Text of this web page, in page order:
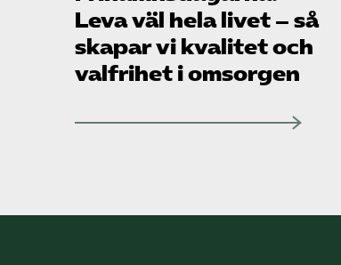
Leva väl hela livet – så
skapar vi kvalitet och
valfrihet i omsorgen